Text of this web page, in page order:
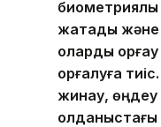
жатады және
оларды
қорғалуға
жинау, өңдеу